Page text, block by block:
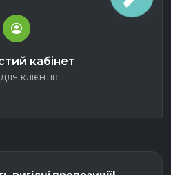
кабінет
клієнтів